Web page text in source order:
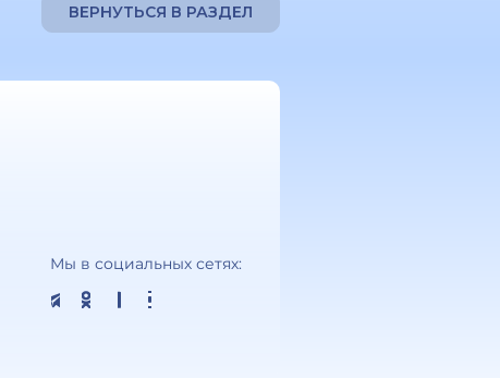
ВЕРНУТЬСЯ В РАЗДЕЛ
Мы в социальных сетях: